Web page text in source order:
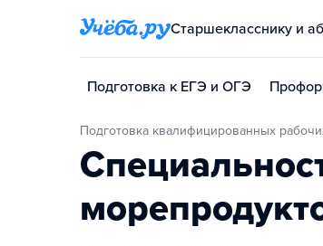
Старшекласснику и
Подготовка к ЕГЭ и ОГЭ
Подготовка квалифицированных